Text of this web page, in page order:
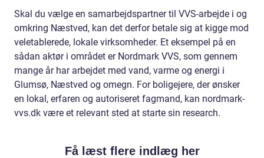
Skal du vælge en samarbejdspartner til VVS-arbejde i og
omkring Næstved, kan det derfor betale sig at kigge mod
veletablerede, lokale virksomheder. Et eksempel på en
sådan aktør i området er Nordmark VVS, som gennem
mange år har arbejdet med vand, varme og energi i
Glumsø, Næstved og omegn. For boligejere, der ønsker
en lokal, erfaren og autoriseret fagmand, kan nordmark-
vvs.dk være et relevant sted at starte sin research.
Få læst flere indlæg her